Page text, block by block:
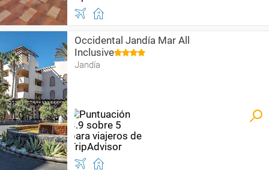
Occidental Jandía Mar All
Inclusive
Jandía